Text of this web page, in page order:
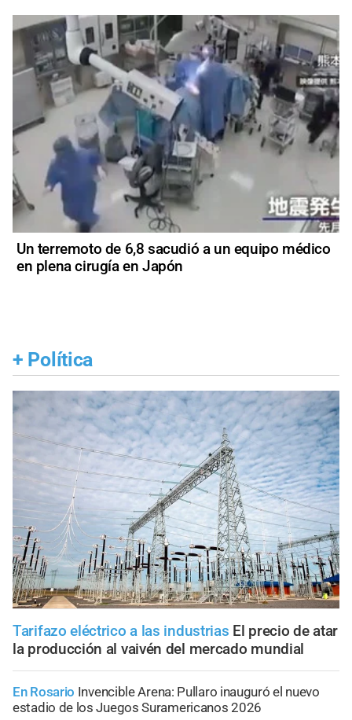
Un terremoto de 6,8 sacudió a un equipo médico
en plena cirugía en Japón
+ Política
Tarifazo eléctrico a las industrias El precio de atar
la producción al vaivén del mercado mundial
En Rosario Invencible Arena: Pullaro inauguró el nuevo
estadio de los Juegos Suramericanos 2026